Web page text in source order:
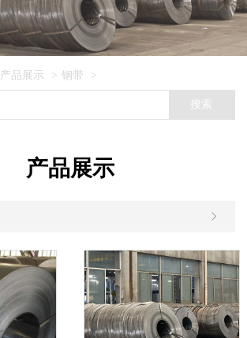
产品展示 > 钢带 >
搜索
产品展示